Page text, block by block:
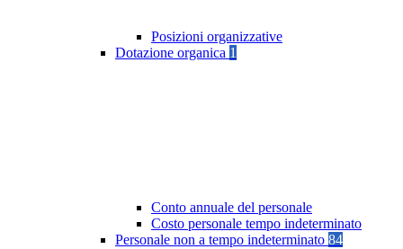
Posizioni organizzative
Dotazione organica 1
Conto annuale del personale
Costo personale tempo indeterminato
Personale non a tempo indeterminato 84